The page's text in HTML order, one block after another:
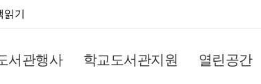
기
서관행사 학교도서관지원 열린공간